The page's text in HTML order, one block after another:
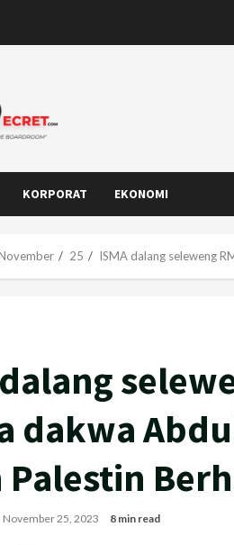
KORPORAT EKONOMI
25 ISMA dalang seleweng
dakwa
Palestin
November 25, 2023 8 min read